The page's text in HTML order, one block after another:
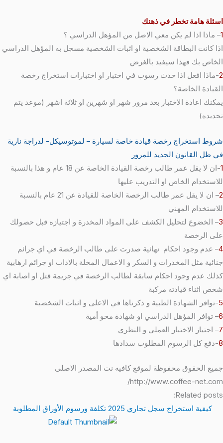
اسئلة هامة تخطر في ذهنك
1– ماذا اذا لم يكن معي الاصل من المؤهل الدراسي ؟
اذا كانت البطاقة الشخصية او اثبات الشخصية مسجل به المؤهل الدراسي
الخاص بك فهذا سيفيد بالغرض
2-ماذا افعل اذا حدث رسوب في اختبار او اختبارات استخراج رخصة
القيادة الخاصة؟
يمكنك اعادة الاختبار بعد مرور شهر او شهرين او ثلاثة اشهر (موعد يتم
تحديده)
شروط استخراج رخصة قيادة خاصة لسيارة – لموتوسيكل- لدراجة نارية
في ظل القانون الجديد للمرور
1
-ان لا يقل عمر طالب رخصة القيادة الخاصة عن 18 عام و هذا بالنسبة
للاستخدام الخاص او التدريب عليها
2
– ان لا يقل عمر طالب الرخصة الخاصة للقيادة عن 21 عام بالنسبة
للاستخدام المهني
3– الخضوع لتحليل الكشف على المواد المخدرة و اجتيازه قبل حصولك
على الرخصة
4– عدم وجود احكام نهائية صدرت على طالب الرخصة في اي جرائم
جنائية مثل المخدرات و السكر و الاعمال المخلة بالاداب او جرائم ارهابية
كذلك عدم وجود احكام سابقة لطالب الرخصة في جريمة قتل او اصابة اي
شخص اثناء قيادته مركبة
5-توافر الشهادة الطبية و ذكرناها في الاعلى و اثبات الشخصية
6– توافر المؤهل الدراسي او شهادة محو أمية
7– اجتياز الاختبار العملي و النظري
8-دفع كل الرسوم المطلوب سدادها
جميع الحقوق محفوظة لموقع كافيه نت المصدر الاصلى
http://www.coffee-net.com/
Related posts:
كيفية استخراج سجل تجاري 2025 تكلفة ورسوم الأوراق المطلوبة